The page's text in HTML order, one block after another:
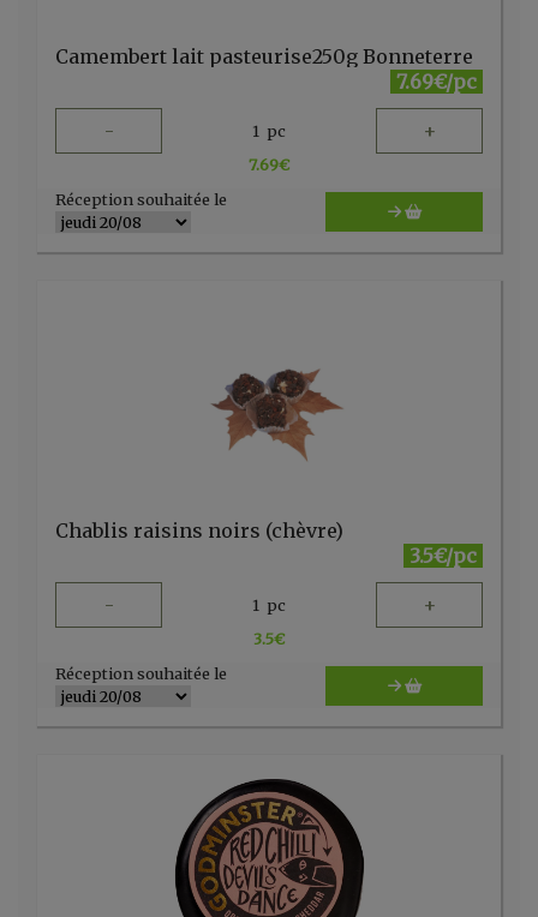
Camembert lait pasteurise250g Bonneterre
7.69€/pc
- 1 pc +
7.69€
Réception souhaitée le
Chablis raisins noirs (chèvre)
3.5€/pc
- 1 pc +
3.5€
Réception souhaitée le